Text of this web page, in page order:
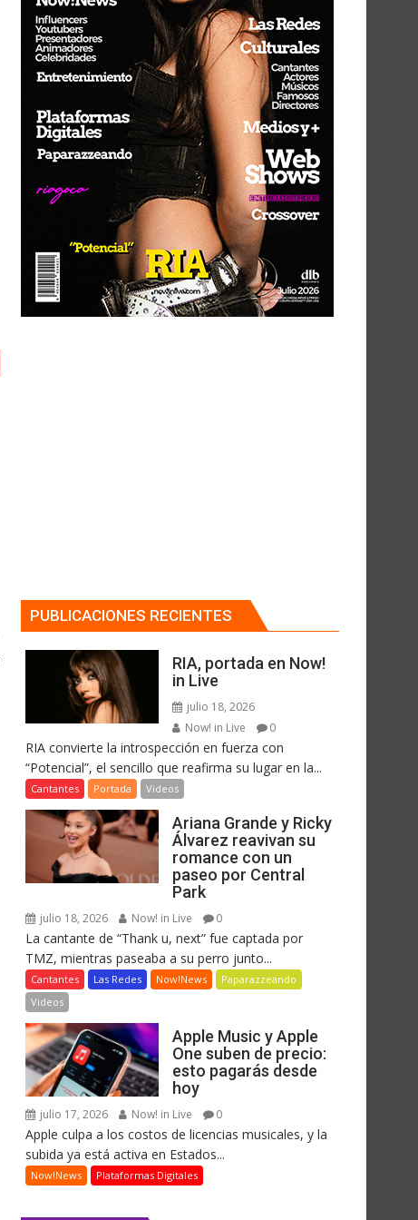
PUBLICACIONES RECIENTES
RIA, portada en Now!
in Live
julio 18, 2026
Now! in Live
0
RIA convierte la introspección en fuerza con
“Potencial”, el sencillo que reafirma su lugar en la...
Cantantes Portada Videos
Ariana Grande y Ricky
Álvarez reavivan su
romance con un
paseo por Central
Park
julio 18, 2026 Now! in Live 0
La cantante de “Thank u, next” fue captada por
TMZ, mientras paseaba a su perro junto...
Cantantes Las Redes Now!News
Paparazzeando
Videos
Apple Music y Apple
One suben de precio:
esto pagarás desde
hoy
julio 17, 2026 Now! in Live 0
Apple culpa a los costos de licencias musicales, y la
subida ya está activa en Estados...
Now!News Plataformas Digitales